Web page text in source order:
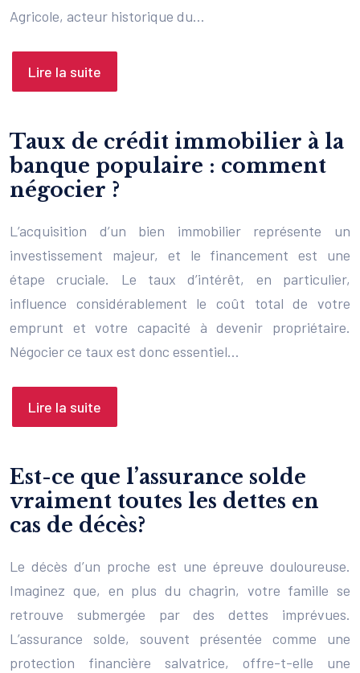
Agricole, acteur historique du…
Lire la suite
Taux de crédit immobilier à la
banque populaire : comment
négocier ?
L’acquisition d’un bien immobilier représente un
investissement majeur, et le financement est une
étape cruciale. Le taux d’intérêt, en particulier,
influence considérablement le coût total de votre
emprunt et votre capacité à devenir propriétaire.
Négocier ce taux est donc essentiel…
Lire la suite
Est-ce que l’assurance solde
vraiment toutes les dettes en
cas de décès?
Le décès d’un proche est une épreuve douloureuse.
Imaginez que, en plus du chagrin, votre famille se
retrouve submergée par des dettes imprévues.
L’assurance solde, souvent présentée comme une
protection financière salvatrice, offre-t-elle une